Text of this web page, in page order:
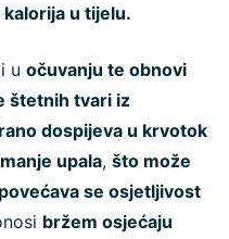
u tijelu.
u očuvanju te obnovi
štetnih tvari iz
dospijeva u krvotok
upala, što može
povećava se osjetljivost
bržem osjećaju